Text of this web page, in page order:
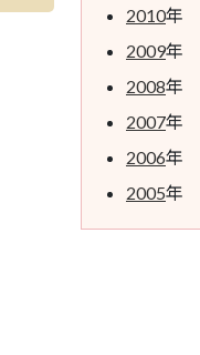
2010年
2009年
2008年
2007年
2006年
2005年